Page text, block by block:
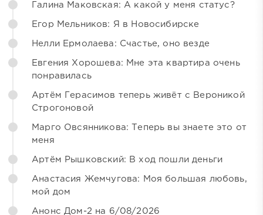
Галина Маковская: А какой у меня статус?
Егор Мельников: Я в Новосибирске
Нелли Ермолаева: Счастье, оно везде
Евгения Хорошева: Мне эта квартира очень
понравилась
Артём Герасимов теперь живёт с Вероникой
Строгоновой
Марго Овсянникова: Теперь вы знаете это от
меня
Артём Рышковский: В ход пошли деньги
Анастасия Жемчугова: Моя большая любовь,
мой дом
Анонс Дом-2 на 6/08/2026